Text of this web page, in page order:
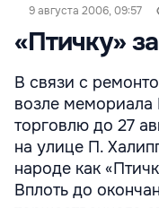
9 августа 2006, 09:57
«Птичку»
В связи с
возле мемориала
торговлю до 27
на улице П.
народе как
Вплоть до